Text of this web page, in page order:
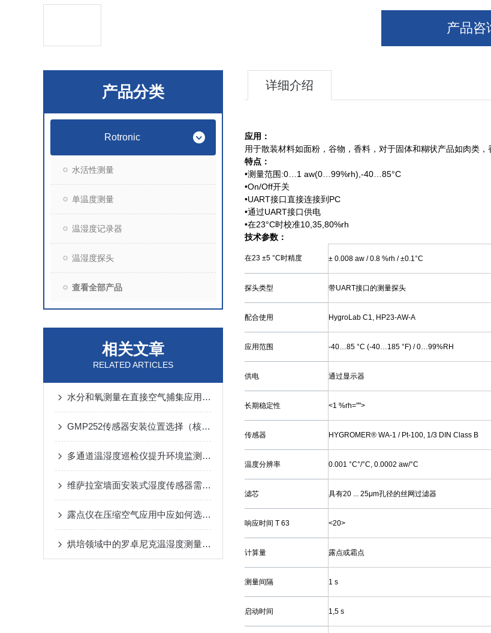
产品咨
产品分类
Rotronic
水活性测量
单温度测量
温湿度记录器
温湿度探头
查看全部产品
相关文章
RELATED ARTICLES
水分和氧测量在直接空气捕集应用中的重要性
GMP252传感器安装位置选择（核心要点）
多通道温湿度巡检仪提升环境监测效率的关键工具
维萨拉室墙面安装式湿度传感器需要注意哪些
露点仪在压缩空气应用中应如何选型？
烘培领域中的罗卓尼克温湿度测量产品
详细介绍
应用：
用于散装材料如面粉，谷物，香料，对于固体和糊状产品如肉类，
特点：
•测量范围:0…1 aw(0…99%rh),-40…85°C
•On/Off开关
•UART接口直接连接到PC
•通过UART接口供电
•在23°C时校准10,35,80%rh
技术参数：
在23 ±5 °C时精度 ± 0.008 aw / 0.8 %rh / ±0.1°C
探头类型 带UART接口的测量探头
配合使用 HygroLab C1, HP23-AW-A
应用范围 -40…85 °C (-40…185 °F) / 0…99%RH
供电 通过显示器
长期稳定性 <1 %rh="">
传感器 HYGROMER® WA-1 / Pt-100, 1/3 DIN Class B
温度分辨率 0.001 °C°/°C, 0.0002 aw/°C
滤芯 具有20 ... 25μm孔径的丝网过滤器
响应时间 T 63 <20>
计算量 露点或霜点
测量间隔 1 s
启动时间 1,5 s